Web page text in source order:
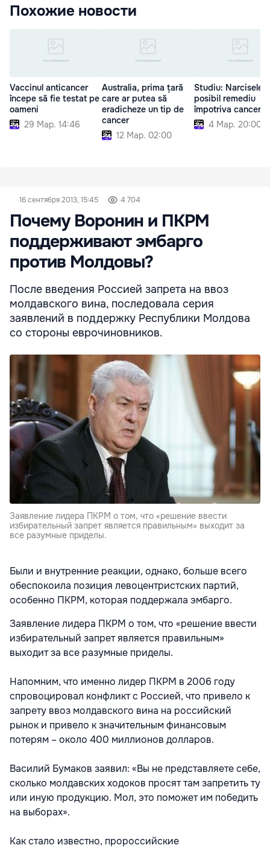
Похожие новости
Vaccinul anticancer
începe să fie testat pe
oameni
29 Мар. 14:46
Australia, prima țară
care ar putea să
eradicheze un tip de
cancer
12 Мар. 02:00
Studiu: Narcisele,
posibil remediu
împotriva
4 Мар. 20:00
16 сентября 2013, 15:45 4 704
Почему Воронин и ПКРМ
поддерживают эмбарго
против Молдовы?
После введения Россией запрета на ввоз
молдавского вина, последовала серия
заявлений в поддержку Республики Молдова
со стороны еврочиновников.
Заявление лидера ПКРМ о том, что «решение ввести
избирательный запрет является правильным» выходит за
все разумные приделы.
Были и внутренние реакции, однако, больше всего
обеспокоила позиция левоцентристских партий,
особенно ПКРМ, которая поддержала эмбарго.
Заявление лидера ПКРМ о том, что «решение ввести
избирательный запрет является правильным»
выходит за все разумные приделы.
Напомним, что именно лидер ПКРМ в 2006 году
спровоцировал конфликт с Россией, что привело к
запрету ввоз молдавского вина на российский
рынок и привело к значительным финансовым
потерям – около 400 миллионов долларов.
Василий Бумаков заявил: «Вы не представляете себе,
сколько молдавских ходоков просят там запретить ту
или иную продукцию. Мол, это поможет им победить
на выборах».
Как стало известно, пророссийские